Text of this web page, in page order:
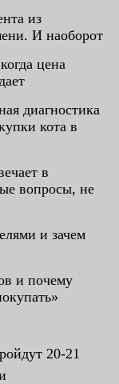
из
И наоборот
цена
диагностика
кота в
в
вопросы, не
и зачем
и почему
20-21